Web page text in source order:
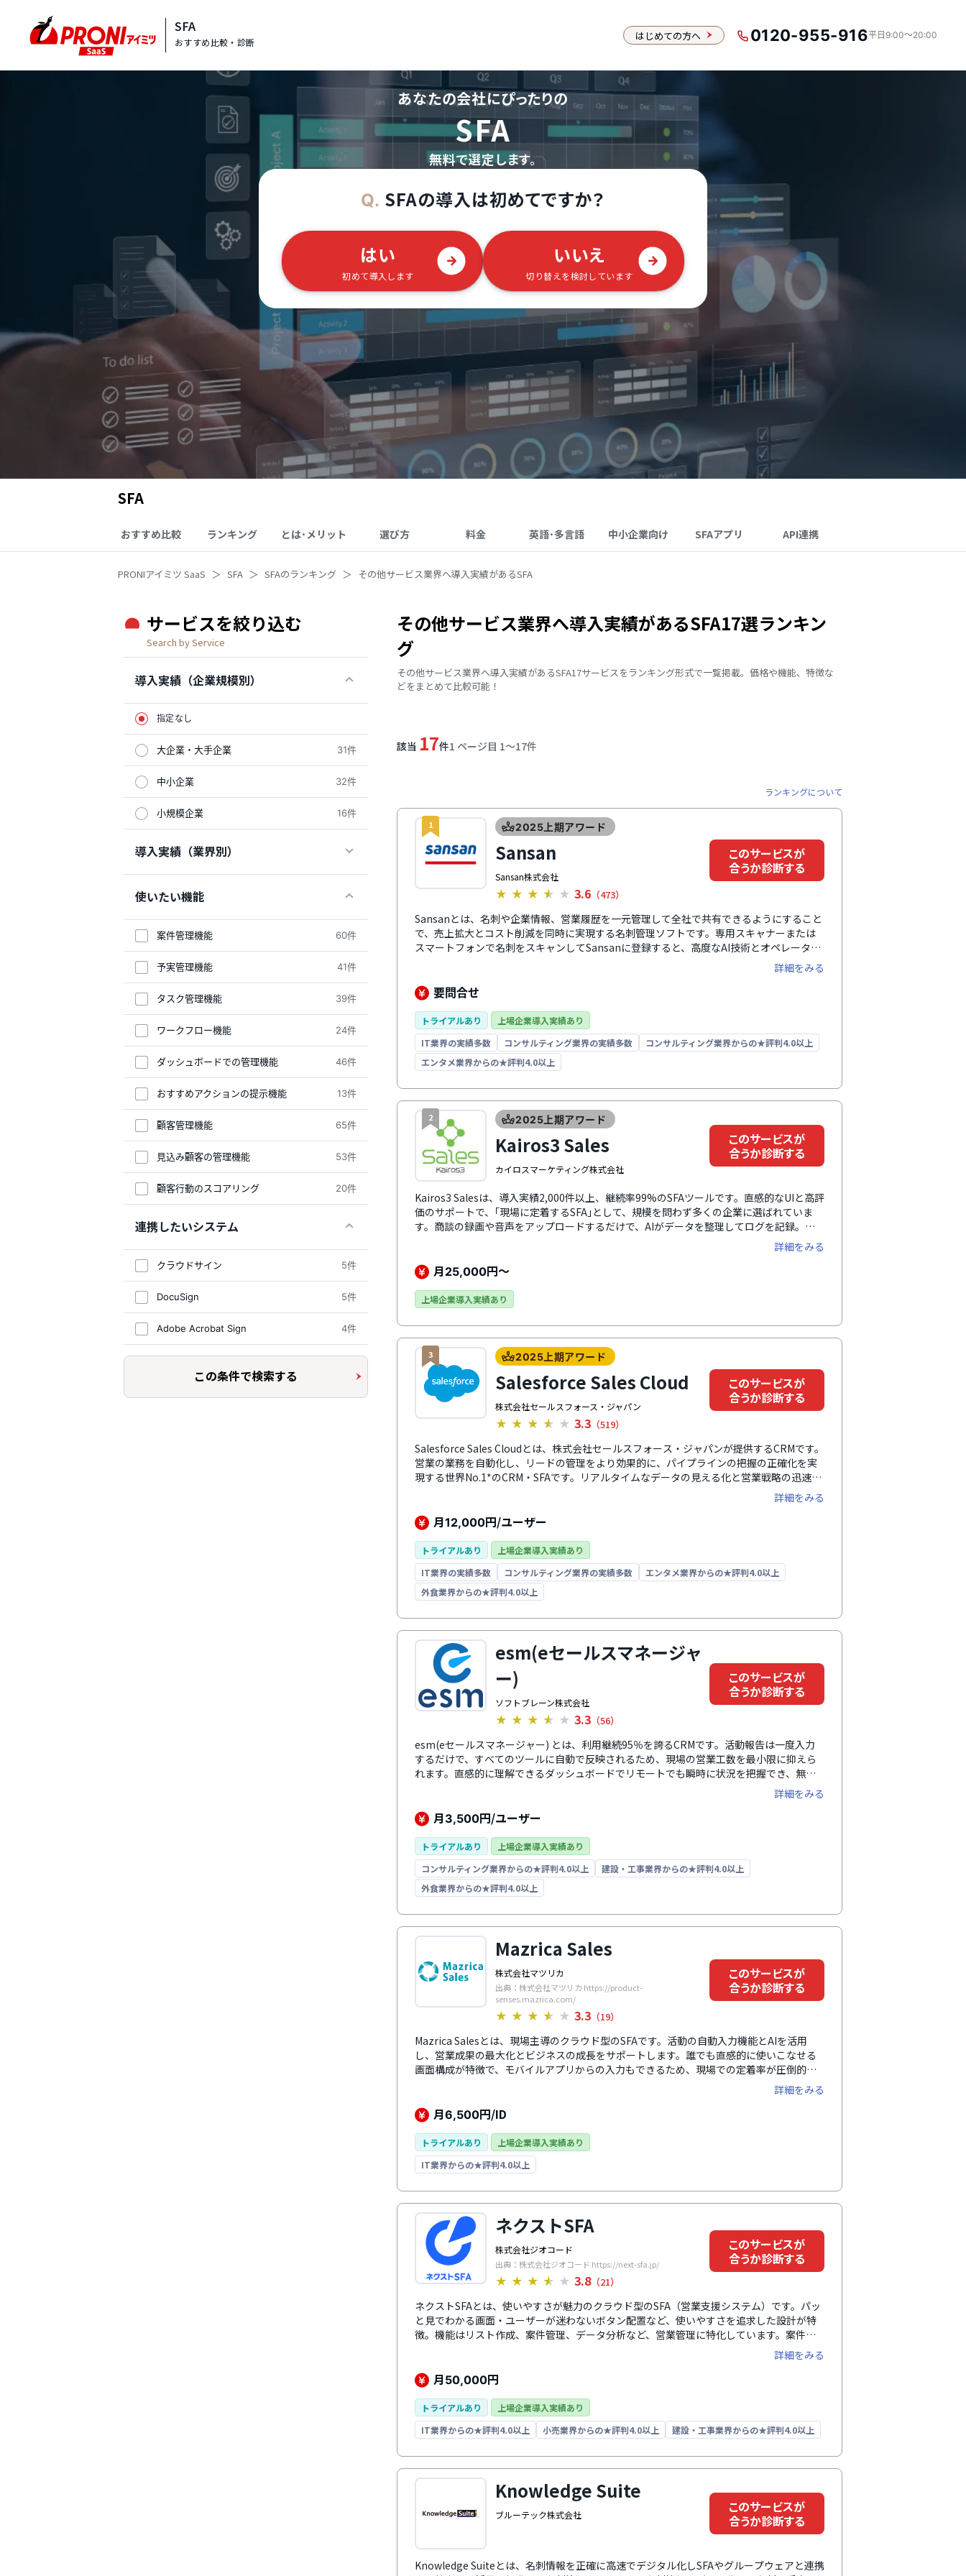
SFA
おすすめ比較・診断 はじめての方へ 0120-955-916平日9:00〜20:00
あなたの会社にぴったりの
SFA
無料で選定します。
Q. SFAの導入は初めてですか？
はい
初めて導入します
いいえ
切り替えを検討しています
SFA
おすすめ比較 ランキング とは･メリット 選び方 料金 英語･多言語 中小企業向け SFAアプリ API連携
PRONIアイミツ SaaS SFA SFAのランキング その他サービス業界へ導入実績があるSFA
サービスを絞り込む
Search by Service
導入実績（企業規模別）
指定なし
大企業・大手企業 31件
中小企業 32件
小規模企業 16件
導入実績（業界別）
使いたい機能
案件管理機能 60件
予実管理機能 41件
タスク管理機能 39件
ワークフロー機能 24件
ダッシュボードでの管理機能 46件
おすすめアクションの提示機能 13件
顧客管理機能 65件
見込み顧客の管理機能 53件
顧客行動のスコアリング 20件
連携したいシステム
クラウドサイン 5件
DocuSign 5件
Adobe Acrobat Sign 4件
この条件で検索する
その他サービス業界へ導入実績があるSFA17選ランキン
グ
その他サービス業界へ導入実績があるSFA17サービスをランキング形式で一覧掲載。価格や機能、特徴な
どをまとめて比較可能！
該当 17件1 ページ目 1〜17件
ランキングについて
1 2025上期アワード
Sansan
Sansan株式会社
★ ★ ★ ★ ★ 3.6 （473）
このサービスが
合うか診断する
Sansanとは、名刺や企業情報、営業履歴を一元管理して全社で共有できるようにすること
で、売上拡大とコスト削減を同時に実現する名刺管理ソフトです。専用スキャナーまたは
スマートフォンで名刺をスキャンしてSansanに登録すると、高度なAI技術とオペレーター
の手入力により99.9%の精度でデータ化されます。これにより、正確で最新の顧客情報を
蓄積できます。あらかじめ搭載している100万件以上の企業情報や商談をはじめとする営業
活動の情報も一元管理できるようにすることで、これまで気付けなかったビジネス機会を
最大化し、売上の拡大を後押しします。名刺関連の業務や商談準備を効率化することで、
社員一人ひとりの生産性を高め、コストの削減にも貢献します。
詳細をみる
要問合せ
トライアルあり
上場企業導入実績あり
IT業界の実績多数
コンサルティング業界の実績多数
コンサルティング業界からの★評判4.0以上
エンタメ業界からの★評判4.0以上
2 2025上期アワード
Kairos3 Sales
カイロスマーケティング株式会社
このサービスが
合うか診断する
Kairos3 Salesは、導入実績2,000件以上、継続率99%のSFAツールです。直感的なUIと高評
価のサポートで、｢現場に定着するSFA｣として、規模を問わず多くの企業に選ばれていま
す。商談の録画や音声をアップロードするだけで、AIがデータを整理してログを記録。外
出先でもスマホアプリからアクセスできるため、入力工数は最小限で済み、どんな組織に
も定着します。これにより、データが自然に集まり、予実やパイプライン管理、日々の報
告まで最新データをすぐに集計・分析。次の一手を決められます。また、MAツール
｢Kairos3 Marketing｣や他社システムと連携し、拡張も可能。さらに、強固なセキュリテ
ィと柔軟なアクセス管理で、大規模組織での部署・拠点・グループをまたいだ活用も安心
です。
詳細をみる
月25,000円～
上場企業導入実績あり
3 2025上期アワード
Salesforce Sales Cloud
株式会社セールスフォース・ジャパン
★ ★ ★ ★ ★ 3.3 （519）
このサービスが
合うか診断する
Salesforce Sales Cloudとは、株式会社セールスフォース・ジャパンが提供するCRMです。
営業の業務を自動化し、リードの管理をより効果的に、パイプラインの把握の正確化を実
現する世界No.1*のCRM・SFAです。リアルタイムなデータの見える化と営業戦略の迅速な
展開により、どこからでもビジネスの成長を後押しします。営業プロセスをスムーズに
し、パフォーマンスを最大化する多数の機能を標準搭載。日々の営業活動を効率化し、短
期間での成約数増加を支援します。（出典：IDC社『Worldwide Semiannual Software
Tracker』2025年4月）
詳細をみる
月12,000円/ユーザー
トライアルあり
上場企業導入実績あり
IT業界の実績多数
コンサルティング業界の実績多数
エンタメ業界からの★評判4.0以上
外食業界からの★評判4.0以上
esm(eセールスマネージャ
ー)
ソフトブレーン株式会社
★ ★ ★ ★ ★ 3.3 （56）
このサービスが
合うか診断する
esm(eセールスマネージャー) とは、利用継続95％を誇るCRMです。活動報告は一度入力
するだけで、すべてのツールに自動で反映されるため、現場の営業工数を最小限に抑えら
れます。直感的に理解できるダッシュボードでリモートでも瞬時に状況を把握でき、無駄
なくコミュニケーションを最適化。営業の案件管理から顧客管理機能、リードなーチャリ
ングやターゲティングまでを行い、ノウハウの蓄積・分析でさまざまな営業課題を解決し
ます。導入後もサポートデスク、集合方研修、専任の顧客アドバイザー、活用支援サイト
などのサポート体制が整っているため、安心して利用できます。
詳細をみる
月3,500円/ユーザー
トライアルあり
上場企業導入実績あり
コンサルティング業界からの★評判4.0以上
建設・工事業界からの★評判4.0以上
外食業界からの★評判4.0以上
Mazrica Sales
株式会社マツリカ
出典：株式会社マツリカ https://product-
senses.mazrica.com/
★ ★ ★ ★ ★ 3.3 （19）
このサービスが
合うか診断する
Mazrica Salesとは、現場主導のクラウド型のSFAです。活動の自動入力機能とAIを活用
し、営業成果の最大化とビジネスの成長をサポートします。誰でも直感的に使いこなせる
画面構成が特徴で、モバイルアプリからの入力もできるため、現場での定着率が圧倒的に
高まります。アクション管理機能や、コメント機能、売上や営業進捗率のレポート機能が
あり、現場の営業活動を見える化します。また、slackやGmailなどの連絡ツールやSansan
などの名刺管理ツールなど、多くのクラウドツールと連携できるため、営業組織全体のナ
レッジ共有が可能です。
詳細をみる
月6,500円/ID
トライアルあり
上場企業導入実績あり
IT業界からの★評判4.0以上
ネクストSFA
株式会社ジオコード
出典：株式会社ジオコード https://next-sfa.jp/
★ ★ ★ ★ ★ 3.8（21）
このサービスが
合うか診断する
ネクストSFAとは、使いやすさが魅力のクラウド型のSFA（営業支援システム）です。パッ
と見でわかる画面・ユーザーが迷わないボタン配置など、使いやすさを追求した設計が特
徴。機能はリスト作成、案件管理、データ分析など、営業管理に特化しています。案件管
理画面では、ドラッグアンドドロップで直感的に操作でき、プログラミング不要で営業体
制や管理項目に合わせて項目をカスタマイズ可能です。iPhoneではアプリ、Andoroidでは
Google chromeなどのブラウザから利用できるので、外出時も営業情報の確認や、報告書
を提出できます。サポートは初期設定から運用開始後の相談・質問まで無料で対応してお
り、導入後の定着率は98.6%（※）に達しています。（※2025年3月時点）
詳細をみる
月50,000円
トライアルあり
上場企業導入実績あり
IT業界からの★評判4.0以上
小売業界からの★評判4.0以上 建設・工事業界からの★評判4.0以上
Knowledge Suite
ブルーテック株式会社
このサービスが
合うか診断する
Knowledge Suiteとは、名刺情報を正確に高速でデジタル化しSFAやグループウェアと連携